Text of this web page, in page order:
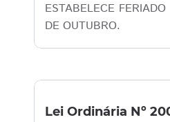
ESTABELECE
DE OUTUBRO.
Lei Ordinária Nº